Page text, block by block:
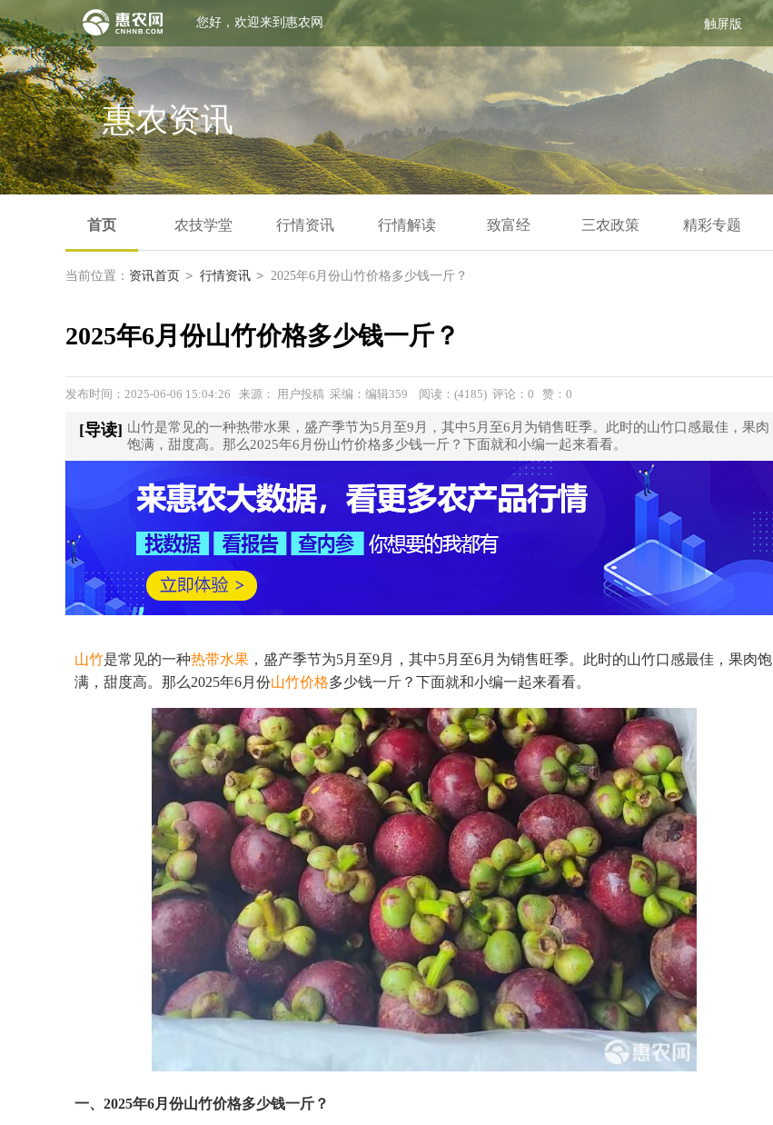
您好，欢迎来到惠农网 触屏版
惠农资讯
首页 农技学堂 行情资讯 行情解读 致富经 三农政策 精彩专题
当前位置： 资讯首页 > 行情资讯 > 2025年6月份山竹价格多少钱一斤？
2025年6月份山竹价格多少钱一斤？
发布时间：2025-06-06 15:04:26 来源： 用户投稿 采编：编辑359 阅读：(4185) 评论：0 赞： 0
[导读] 山竹是常见的一种热带水果，盛产季节为5月至9月，其中5月至6月为销售旺季。此时的山竹口感最佳，果肉
饱满，甜度高。那么2025年6月份山竹价格多少钱一斤？下面就和小编一起来看看。
山竹是常见的一种热带水果 ，盛产季节为5月至9月，其中5月至6月为销售旺季。此时的山竹口感最佳，果肉饱
满，甜度高。那么2025年6月份山竹价格多少钱一斤？下面就和小编一起来看看。
一、2025年6月份山竹价格多少钱一斤？